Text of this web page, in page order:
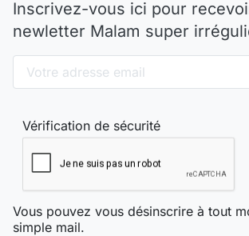
Inscrivez-vous ici pour
newletter Malam super
Vérification de sécurité
Vous pouvez vous désinscrire à tout
simple mail.